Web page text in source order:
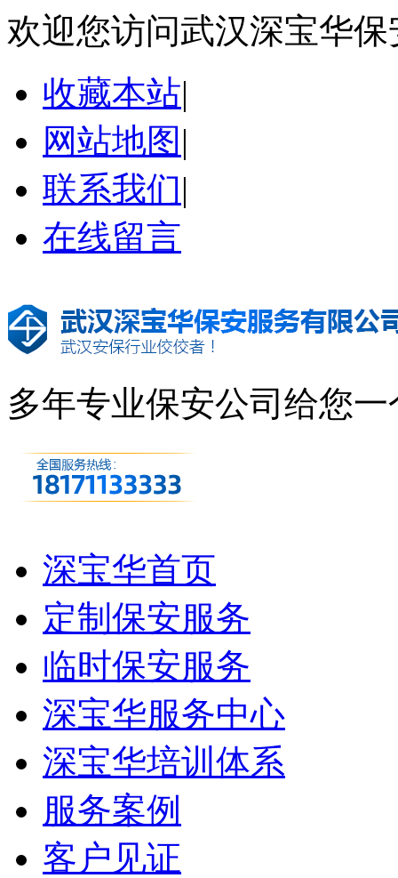
欢迎您访问武汉深宝华
收藏本站|
网站地图 |
联系我们|
在线留言
多年专业保安公司 给您一
深宝华首页
定制保安服务
临时保安服务
深宝华服务中心
深宝华培训体系
服务案例
客户见证